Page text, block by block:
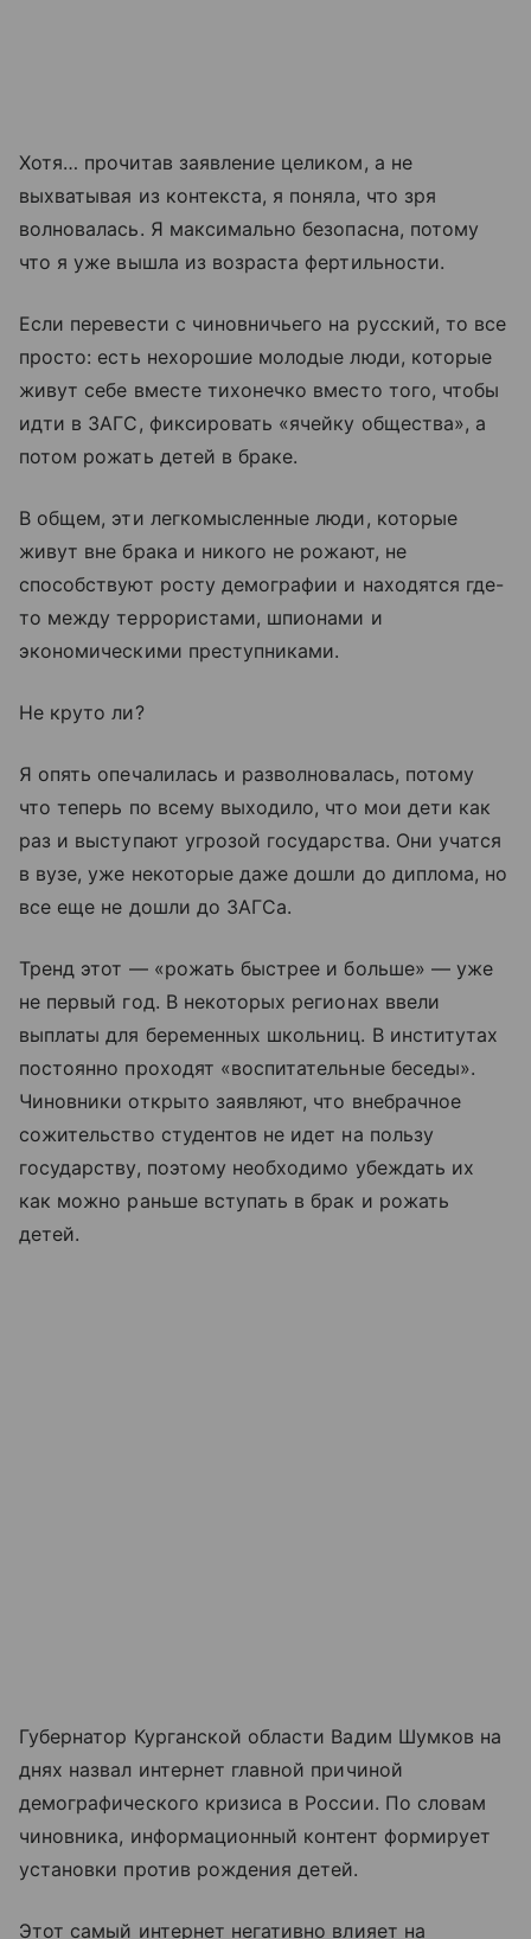
Хотя… прочитав заявление целиком, а не
выхватывая из контекста, я поняла, что зря
волновалась. Я максимально безопасна, потому
что я уже вышла из возраста фертильности.
Если перевести с чиновничьего на русский, то все
просто: есть нехорошие молодые люди, которые
живут себе вместе тихонечко вместо того, чтобы
идти в ЗАГС, фиксировать «ячейку общества», а
потом рожать детей в браке.
В общем, эти легкомысленные люди, которые
живут вне брака и никого не рожают, не
способствуют росту демографии и находятся где-
то между террористами, шпионами и
экономическими преступниками.
Не круто ли?
Я опять опечалилась и разволновалась, потому
что теперь по всему выходило, что мои дети как
раз и выступают угрозой государства. Они учатся
в вузе, уже некоторые даже дошли до диплома, но
все еще не дошли до ЗАГСа.
Тренд этот — «рожать быстрее и больше» — уже
не первый год. В некоторых регионах ввели
выплаты для беременных школьниц. В институтах
постоянно проходят «воспитательные беседы».
Чиновники открыто заявляют, что внебрачное
сожительство студентов не идет на пользу
государству, поэтому необходимо убеждать их
как можно раньше вступать в брак и рожать
детей.
Губернатор Курганской области Вадим Шумков на
днях назвал интернет главной причиной
демографического кризиса в России. По словам
чиновника, информационный контент формирует
установки против рождения детей.
Этот самый интернет негативно влияет на